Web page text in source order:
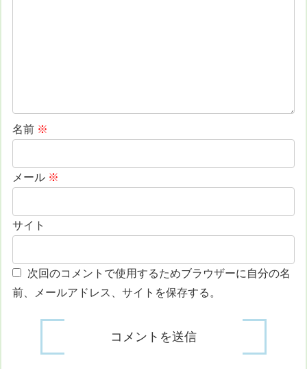
名前 ※
メール ※
サイト
次回のコメントで使用するためブラウザーに自分の名
前、メールアドレス、サイトを保存する。